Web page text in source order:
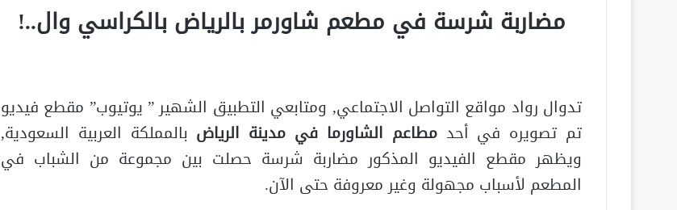
مضاربة شرسة في مطعم شاورمر بالرياض بالكراسي وال..!
تدوال رواد مواقع التواصل الاجتماعي, ومتابعي التطبيق الشهير ” يوتيوب” مقطع فيديو
تم تصويره في أحدمطاعم الشاورما في مدينة الرياض بالمملكة العربية السعودية,
ويظهر مقطع الفيديو المذكور مضاربة شرسة حصلت بين مجموعة من الشباب في
المطعم لأسباب مجهولة وغير معروفة حتى الآن.